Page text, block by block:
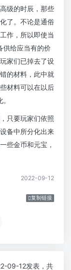
级的时辰，那些
了。不论是通俗
作，所以即使当
供给应当有的价
家们已掉去了设
的材料，此中就
材料可以在以后
只要玩家们依照
备中所分化出来
些金币和元宝，
2022-09-12
复制链接
09-12发表，共